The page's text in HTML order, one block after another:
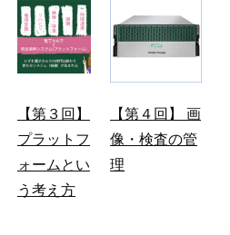
【第３回】
プラットフ
ォームとい
う考え方
【第４回】 画
像・検査の管
理